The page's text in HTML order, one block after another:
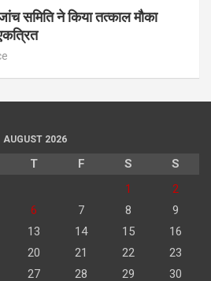
जांच समिति ने किया तत्काल मौका
AUGUST 2026
T F S
S
1
2
6 7 8
9
13 14 15
16
20 21 22
23
27 28 29 30